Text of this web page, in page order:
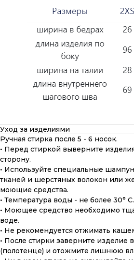
Уход за изделиями
Ручная стирка после 5 - 6 носок.
• Перед стиркой выверните
сторону.
• Используйте специальные
тканей и шерстяных волокон или
моющие средства.
• Температура воды - не более 30° С.
• Моющее средство необходимо
воде.
• Не рекомендуется отжимать
• После стирки заверните изделие
(полотенце) и отожмите лишнюю